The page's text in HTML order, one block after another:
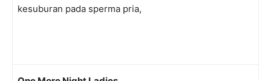
kesuburan pada sperma pria,